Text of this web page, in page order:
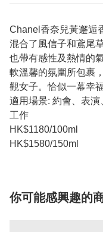
Chanel香奈兒黃邂逅
混合了風信子和鳶尾
也帶有感性及熱情的
軟溫馨的氛圍所包裹
觀女子。恰似一幕幸
適用場景: 約會、表演
工作
HK$1180/100ml
HK$1580/150ml
你可能感興趣的